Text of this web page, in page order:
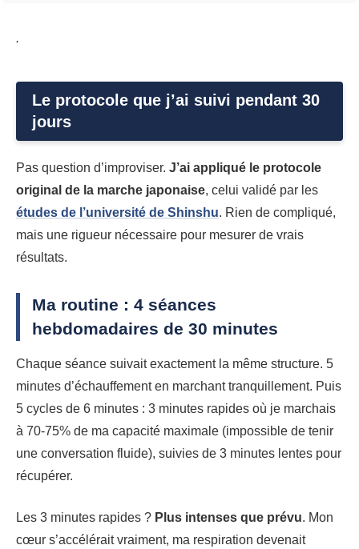
.
Le protocole que j’ai suivi pendant 30
jours
Pas question d’improviser. J’ai appliqué le protocole
original de la marche japonaise, celui validé par les
études de l’université de Shinshu. Rien de compliqué,
mais une rigueur nécessaire pour mesurer de vrais
résultats.
Ma routine : 4 séances
hebdomadaires de 30 minutes
Chaque séance suivait exactement la même structure. 5
minutes d’échauffement en marchant tranquillement. Puis
5 cycles de 6 minutes : 3 minutes rapides où je marchais
à 70-75% de ma capacité maximale (impossible de tenir
une conversation fluide), suivies de 3 minutes lentes pour
récupérer.
Les 3 minutes rapides ? Plus intenses que prévu. Mon
cœur s’accélérait vraiment, ma respiration devenait